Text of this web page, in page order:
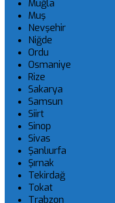
Muğla
Muş
Nevşehir
Niğde
Ordu
Osmaniye
Rize
Sakarya
Samsun
Siirt
Sinop
Sivas
Şanlıurfa
Şırnak
Tekirdağ
Tokat
Trabzon